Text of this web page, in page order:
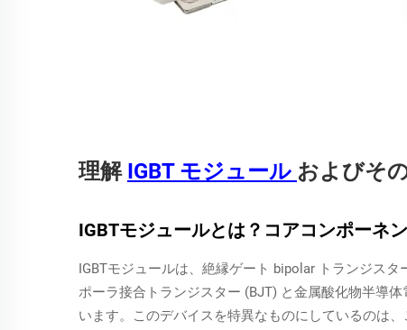
理解 IGBT モジュール およびそ
IGBTモジュールとは？コアコンポーネ
IGBTモジュールは、絶縁ゲート bipolar トランジス
ポーラ接合トランジスター (BJT) と金属酸化物半導
います。このデバイスを特異なものにしているのは